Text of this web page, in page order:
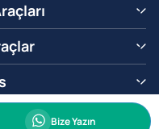
Whatsapp
Bize Yazın